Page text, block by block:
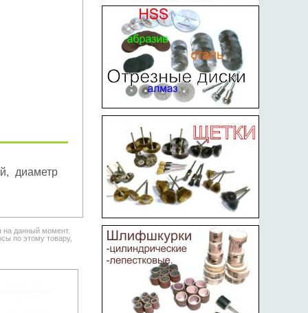
диаметр
на данный момент.
по этому товару,